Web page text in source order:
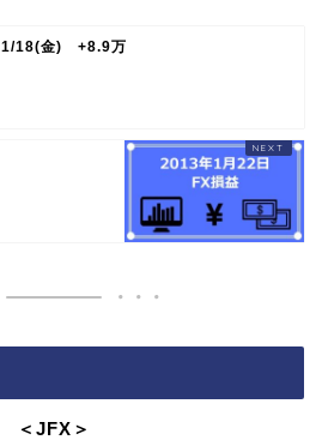
1/18(金) +8.9万
＜JFX ＞